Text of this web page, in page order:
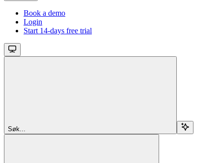
Book a demo
Login
Start 14-days free trial
Søk...